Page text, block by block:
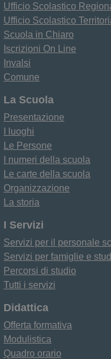
Ufficio Scolastico
Ufficio Scolastico
Scuola in Chiaro
Iscrizioni On Line
Invalsi
Comune
La Scuola
Presentazione
I luoghi
Le Persone
I numeri della scuola
Le carte della scuola
Organizzazione
La storia
I Servizi
Servizi per il personale
Servizi per famiglie e
Percorsi di studio
Tutti i servizi
Didattica
Offerta formativa
Modulistica
Quadro orario